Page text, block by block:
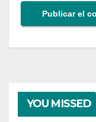
YOU MISSED